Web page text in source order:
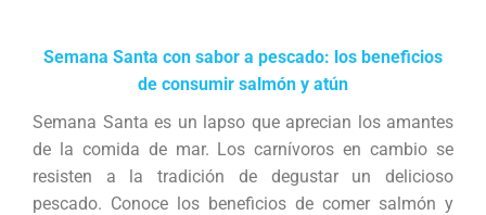
Semana Santa con sabor a pescado: los beneficios
de consumir salmón y atún
Semana Santa es un lapso que aprecian los amantes
de la comida de mar. Los carnívoros en cambio se
resisten a la tradición de degustar un delicioso
pescado. Conoce los beneficios de comer salmón y